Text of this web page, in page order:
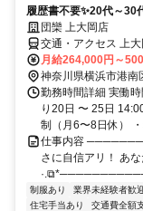
履歴書不要✨20代～30
団欒 上大岡店
交通・アクセス 上
月給264,000円～
神奈川県横浜市港南
勤務時間詳細 実働
り20日 〜 25日
制（月6〜8日休）
仕事内容
さに自信アリ！ あな
制服あり 業界未経験者歓
住宅手当あり
交通費全額